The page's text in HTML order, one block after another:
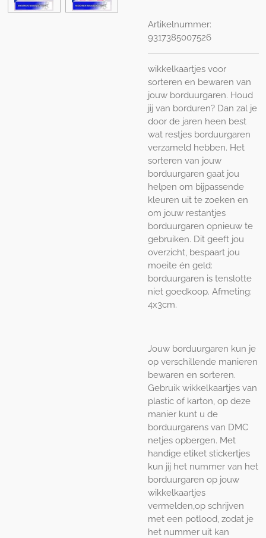
Artikelnummer:
9317385007526
wikkelkaartjes voor
sorteren en bewaren van
jouw borduurgaren. Houd
jij van borduren? Dan zal je
door de jaren heen best
wat restjes borduurgaren
verzameld hebben. Het
sorteren van jouw
borduurgaren gaat jou
helpen om bijpassende
kleuren uit te zoeken en
om jouw restantjes
borduurgaren opnieuw te
gebruiken. Dit geeft jou
overzicht, bespaart jou
moeite én geld:
borduurgaren is tenslotte
niet goedkoop. Afmeting:
4x3cm.
Jouw borduurgaren kun je
op verschillende manieren
bewaren en sorteren.
Gebruik wikkelkaartjes van
plastic of karton, op deze
manier kunt u de
borduurgarens van DMC
netjes opbergen. Met
handige etiket stickertjes
kun jij het nummer van het
borduurgaren op jouw
wikkelkaartjes
vermelden,op schrijven
met een potlood, zodat je
het nummer uit kan